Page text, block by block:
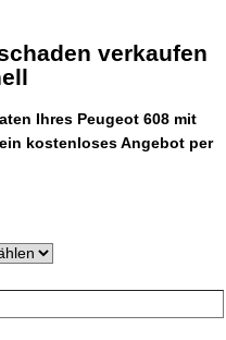
verkaufen
Ihres Peugeot 608 mit
kostenloses Angebot per